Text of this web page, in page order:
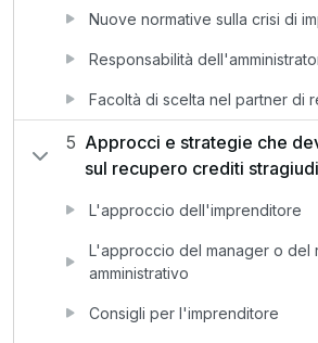
Nuove normative sulla crisi di
Responsabilità
Facoltà di scelta nel partner di
5 Approcci e strategie che
sul recupero crediti
L'approccio dell'imprenditore
L'approccio del manager o del
amministrativo
Consigli per l'imprenditore